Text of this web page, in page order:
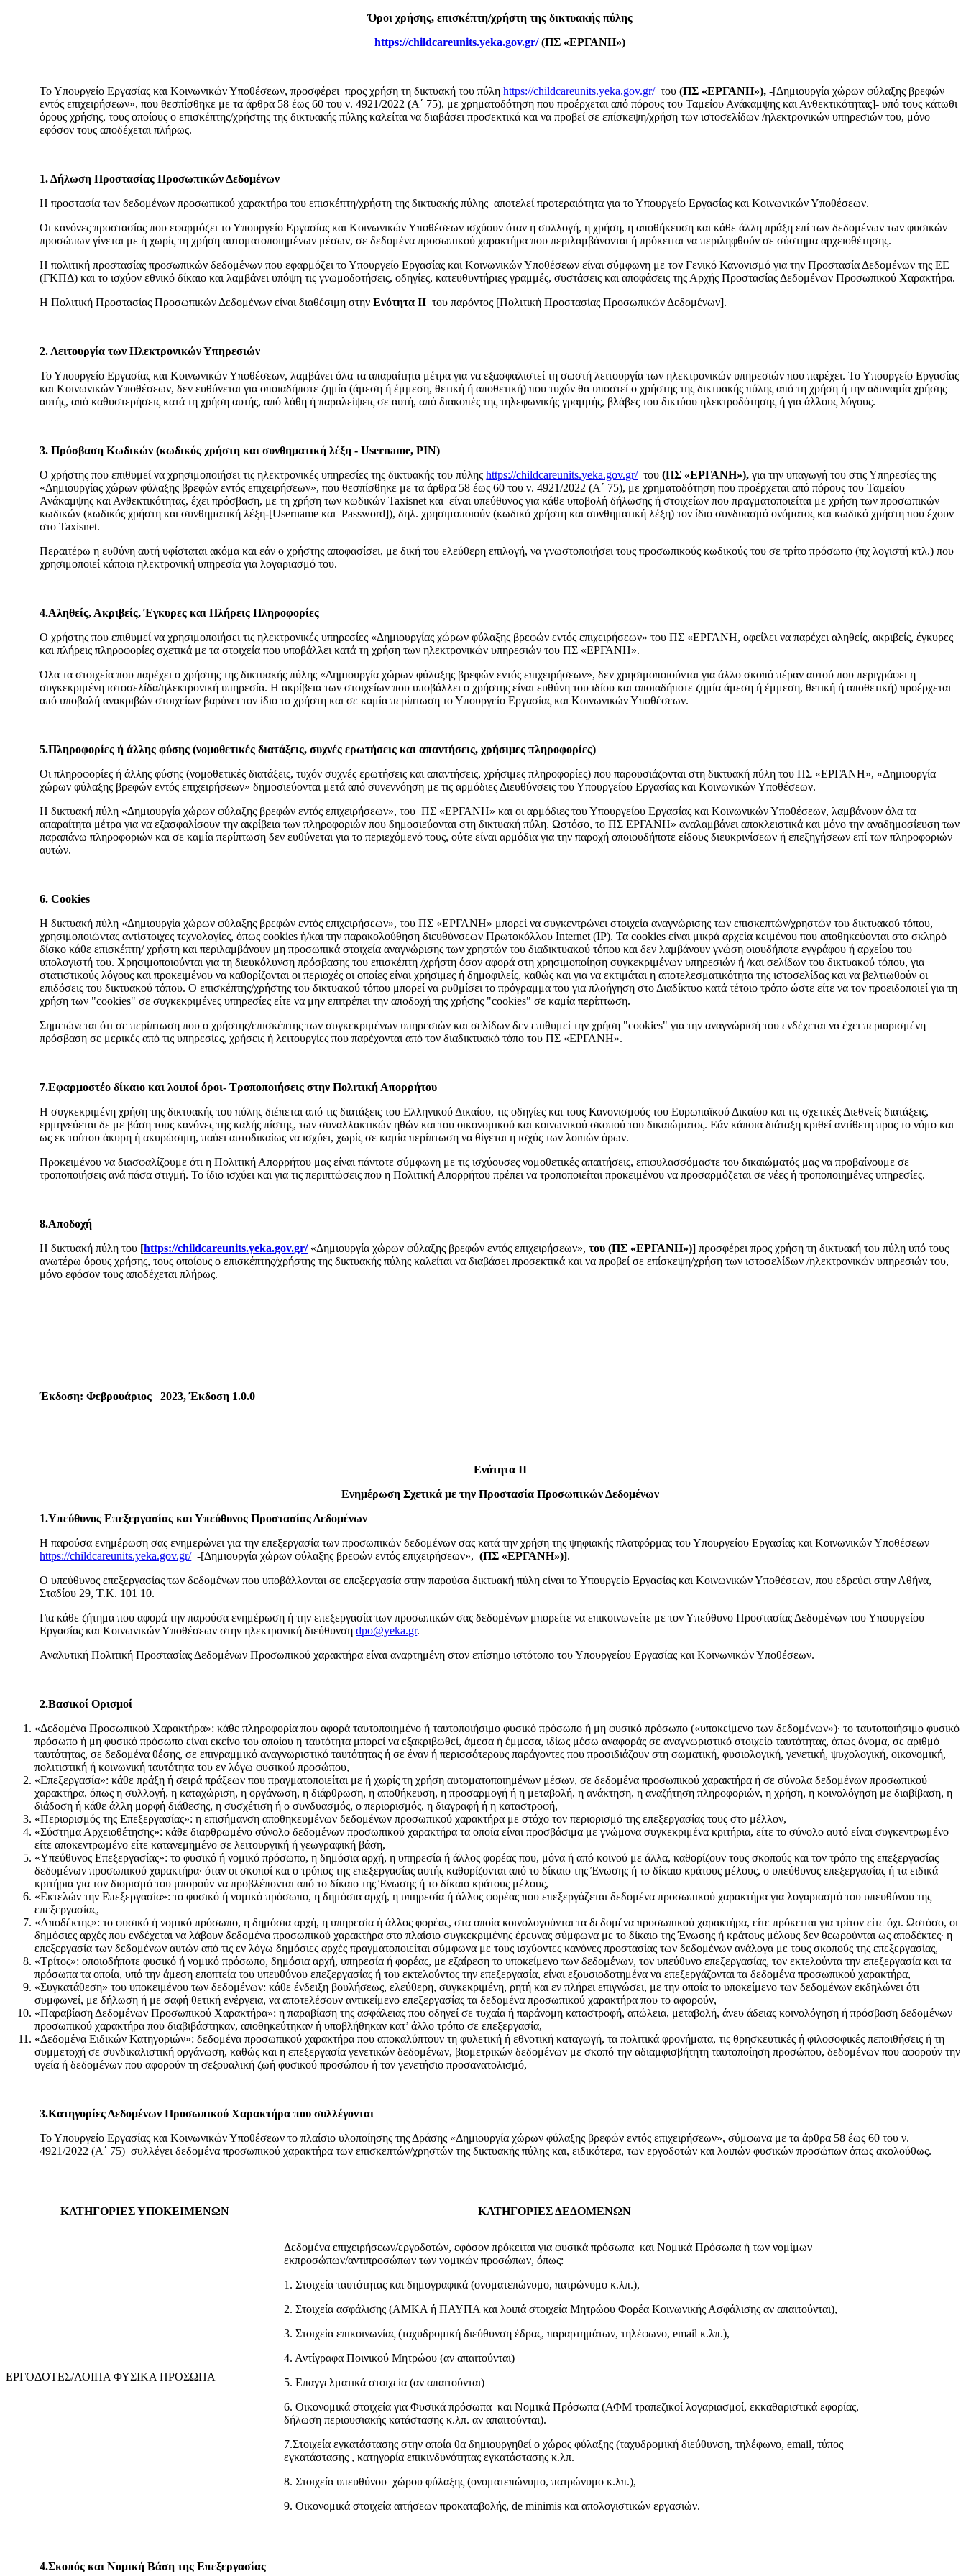
Όροι χρήσης, επισκέπτη/χρήστη της δικτυακής πύλης
https://childcareunits.yeka.gov.gr/ (ΠΣ «ΕΡΓΑΝΗ»)
Το Υπουργείο Εργασίας και Κοινωνικών Υποθέσεων, προσφέρει προς χρήση τη δικτυακή του πύληhttps://childcareunits.yeka.gov.gr/του (ΠΣ «ΕΡΓΑΝΗ»), -[Δημιουργία χώρων φύλαξης βρεφών
εντός επιχειρήσεων», που θεσπίσθηκε με τα άρθρα 58 έως 60 του ν. 4921/2022 (Α΄ 75), με χρηματοδότηση που προέρχεται από πόρους του Ταμείου Ανάκαμψης και Ανθεκτικότητας]- υπό τους κάτωθι
όρους χρήσης, τους οποίους ο επισκέπτης/χρήστης της δικτυακής πύλης καλείται να διαβάσει προσεκτικά και να προβεί σε επίσκεψη/χρήση των ιστοσελίδων /ηλεκτρονικών υπηρεσιών του, μόνο
εφόσον τους αποδέχεται πλήρως.
1. Δήλωση Προστασίας Προσωπικών Δεδομένων
H προστασία των δεδομένων προσωπικού χαρακτήρα του επισκέπτη/χρήστη της δικτυακής πύλης αποτελεί προτεραιότητα για το Υπουργείο Εργασίας και Κοινωνικών Υποθέσεων.
Οι κανόνες προστασίας που εφαρμόζει το Υπουργείο Εργασίας και Κοινωνικών Υποθέσεων ισχύουν όταν η συλλογή, η χρήση, η αποθήκευση και κάθε άλλη πράξη επί των δεδομένων των φυσικών
προσώπων γίνεται με ή χωρίς τη χρήση αυτοματοποιημένων μέσων, σε δεδομένα προσωπικού χαρακτήρα που περιλαμβάνονται ή πρόκειται να περιληφθούν σε σύστημα αρχειοθέτησης.
Η πολιτική προστασίας προσωπικών δεδομένων που εφαρμόζει το Υπουργείο Εργασίας και Κοινωνικών Υποθέσεων είναι σύμφωνη με τον Γενικό Κανονισμό για την Προστασία Δεδομένων της ΕΕ
(ΓΚΠΔ) και το ισχύον εθνικό δίκαιο και λαμβάνει υπόψη τις γνωμοδοτήσεις, οδηγίες, κατευθυντήριες γραμμές, συστάσεις και αποφάσεις της Αρχής Προστασίας Δεδομένων Προσωπικού Χαρακτήρα.
Η Πολιτική Προστασίας Προσωπικών Δεδομένων είναι διαθέσιμη στηνΕνότητα ΙΙ του παρόντος [Πολιτική Προστασίας Προσωπικών Δεδομένων].
2. Λειτουργία των Ηλεκτρονικών Υπηρεσιών
Το Υπουργείο Εργασίας και Κοινωνικών Υποθέσεων, λαμβάνει όλα τα απαραίτητα μέτρα για να εξασφαλιστεί τη σωστή λειτουργία των ηλεκτρονικών υπηρεσιών που παρέχει. Το Υπουργείο Εργασίας
και Κοινωνικών Υποθέσεων, δεν ευθύνεται για οποιαδήποτε ζημία (άμεση ή έμμεση, θετική ή αποθετική) που τυχόν θα υποστεί ο χρήστης της δικτυακής πύλης από τη χρήση ή την αδυναμία χρήσης
αυτής, από καθυστερήσεις κατά τη χρήση αυτής, από λάθη ή παραλείψεις σε αυτή, από διακοπές της τηλεφωνικής γραμμής, βλάβες του δικτύου ηλεκτροδότησης ή για άλλους λόγους.
3. Πρόσβαση Κωδικών (κωδικός χρήστη και συνθηματική λέξη - Username, PIN)
Ο χρήστης που επιθυμεί να χρησιμοποιήσει τις ηλεκτρονικές υπηρεσίες της δικτυακής του πύληςhttps://childcareunits.yeka.gov.gr/του(ΠΣ «ΕΡΓΑΝΗ»),για την υπαγωγή του στις Υπηρεσίες της
«Δημιουργίας χώρων φύλαξης βρεφών εντός επιχειρήσεων», που θεσπίσθηκε με τα άρθρα 58 έως 60 του ν. 4921/2022 (Α΄ 75), με χρηματοδότηση που προέρχεται από πόρους του Ταμείου
Ανάκαμψης και Ανθεκτικότητας, έχει πρόσβαση, με τη χρήση των κωδικών Taxisnet και είναι υπεύθυνος για κάθε υποβολή δήλωσης ή στοιχείων που πραγματοποιείται με χρήση των προσωπικών
κωδικών (κωδικός χρήστη και συνθηματική λέξη-[Username και Password]), δηλ. χρησιμοποιούν (κωδικό χρήστη και συνθηματική λέξη) τον ίδιο συνδυασμό ονόματος και κωδικό χρήστη που έχουν
στο Taxisnet.
Περαιτέρω η ευθύνη αυτή υφίσταται ακόμα και εάν ο χρήστης αποφασίσει, με δική του ελεύθερη επιλογή, να γνωστοποιήσει τους προσωπικούς κωδικούς του σε τρίτο πρόσωπο (πχ λογιστή κτλ.) που
χρησιμοποιεί κάποια ηλεκτρονική υπηρεσία για λογαριασμό του.
4.Αληθείς, Ακριβείς, Έγκυρες και Πλήρεις Πληροφορίες
Ο χρήστης που επιθυμεί να χρησιμοποιήσει τις ηλεκτρονικές υπηρεσίες «Δημιουργίας χώρων φύλαξης βρεφών εντός επιχειρήσεων» του ΠΣ «ΕΡΓΑΝΗ, οφείλει να παρέχει αληθείς, ακριβείς, έγκυρες
και πλήρεις πληροφορίες σχετικά με τα στοιχεία που υποβάλλει κατά τη χρήση των ηλεκτρονικών υπηρεσιών του ΠΣ «ΕΡΓΑΝΗ».
Όλα τα στοιχεία που παρέχει ο χρήστης της δικτυακής πύλης «Δημιουργία χώρων φύλαξης βρεφών εντός επιχειρήσεων», δεν χρησιμοποιούνται για άλλο σκοπό πέραν αυτού που περιγράφει η
συγκεκριμένη ιστοσελίδα/ηλεκτρονική υπηρεσία. Η ακρίβεια των στοιχείων που υποβάλλει ο χρήστης είναι ευθύνη του ιδίου και οποιαδήποτε ζημία άμεση ή έμμεση, θετική ή αποθετική) προέρχεται
από υποβολή ανακριβών στοιχείων βαρύνει τον ίδιο το χρήστη και σε καμία περίπτωση το Υπουργείο Εργασίας και Κοινωνικών Υποθέσεων.
5.Πληροφορίες ή άλλης φύσης (νομοθετικές διατάξεις, συχνές ερωτήσεις και απαντήσεις, χρήσιμες πληροφορίες)
Οι πληροφορίες ή άλλης φύσης (νομοθετικές διατάξεις, τυχόν συχνές ερωτήσεις και απαντήσεις, χρήσιμες πληροφορίες) που παρουσιάζονται στη δικτυακή πύλη του ΠΣ «ΕΡΓΑΝΗ», «Δημιουργία
χώρων φύλαξης βρεφών εντός επιχειρήσεων» δημοσιεύονται μετά από συνεννόηση με τις αρμόδιες Διευθύνσεις του Υπουργείου Εργασίας και Κοινωνικών Υποθέσεων.
Η δικτυακή πύλη «Δημιουργία χώρων φύλαξης βρεφών εντός επιχειρήσεων», του ΠΣ «ΕΡΓΑΝΗ» και οι αρμόδιες του Υπουργείου Εργασίας και Κοινωνικών Υποθέσεων, λαμβάνουν όλα τα
απαραίτητα μέτρα για να εξασφαλίσουν την ακρίβεια των πληροφοριών που δημοσιεύονται στη δικτυακή πύλη. Ωστόσο, το ΠΣ ΕΡΓΑΝΗ» αναλαμβάνει αποκλειστικά και μόνο την αναδημοσίευση των
παραπάνω πληροφοριών και σε καμία περίπτωση δεν ευθύνεται για το περιεχόμενό τους, ούτε είναι αρμόδια για την παροχή οποιουδήποτε είδους διευκρινίσεων ή επεξηγήσεων επί των πληροφοριών
αυτών.
6. Cookies
Η δικτυακή πύλη «Δημιουργία χώρων φύλαξης βρεφών εντός επιχειρήσεων», του ΠΣ «ΕΡΓΑΝΗ» μπορεί να συγκεντρώνει στοιχεία αναγνώρισης των επισκεπτών/χρηστών του δικτυακού τόπου,
χρησιμοποιώντας αντίστοιχες τεχνολογίες, όπως cookies ή/και την παρακολούθηση διευθύνσεων Πρωτοκόλλου Internet (IP). Τα cookies είναι μικρά αρχεία κειμένου που αποθηκεύονται στο σκληρό
δίσκο κάθε επισκέπτη/ χρήστη και περιλαμβάνουν μη προσωπικά στοιχεία αναγνώρισης των χρηστών του διαδικτυακού τόπου και δεν λαμβάνουν γνώση οιουδήποτε εγγράφου ή αρχείου του
υπολογιστή του. Χρησιμοποιούνται για τη διευκόλυνση πρόσβασης του επισκέπτη /χρήστη όσον αφορά στη χρησιμοποίηση συγκεκριμένων υπηρεσιών ή /και σελίδων του δικτυακού τόπου, για
στατιστικούς λόγους και προκειμένου να καθορίζονται οι περιοχές οι οποίες είναι χρήσιμες ή δημοφιλείς, καθώς και για να εκτιμάται η αποτελεσματικότητα της ιστοσελίδας και να βελτιωθούν οι
επιδόσεις του δικτυακού τόπου. Ο επισκέπτης/χρήστης του δικτυακού τόπου μπορεί να ρυθμίσει το πρόγραμμα του για πλοήγηση στο Διαδίκτυο κατά τέτοιο τρόπο ώστε είτε να τον προειδοποιεί για τη
χρήση των "cookies" σε συγκεκριμένες υπηρεσίες είτε να μην επιτρέπει την αποδοχή της χρήσης "cookies" σε καμία περίπτωση.
Σημειώνεται ότι σε περίπτωση που ο χρήστης/επισκέπτης των συγκεκριμένων υπηρεσιών και σελίδων δεν επιθυμεί την χρήση "cookies" για την αναγνώρισή του ενδέχεται να έχει περιορισμένη
πρόσβαση σε μερικές από τις υπηρεσίες, χρήσεις ή λειτουργίες που παρέχονται από τον διαδικτυακό τόπο του ΠΣ «ΕΡΓΑΝΗ».
7.Εφαρμοστέο δίκαιο και λοιποί όροι- Τροποποιήσεις στην Πολιτική Απορρήτου
Η συγκεκριμένη χρήση της δικτυακής του πύλης διέπεται από τις διατάξεις του Ελληνικού Δικαίου, τις οδηγίες και τους Κανονισμούς του Ευρωπαϊκού Δικαίου και τις σχετικές Διεθνείς διατάξεις,
ερμηνεύεται δε με βάση τους κανόνες της καλής πίστης, των συναλλακτικών ηθών και του οικονομικού και κοινωνικού σκοπού του δικαιώματος. Εάν κάποια διάταξη κριθεί αντίθετη προς το νόμο και
ως εκ τούτου άκυρη ή ακυρώσιμη, παύει αυτοδικαίως να ισχύει, χωρίς σε καμία περίπτωση να θίγεται η ισχύς των λοιπών όρων.
Προκειμένου να διασφαλίζουμε ότι η Πολιτική Απορρήτου μας είναι πάντοτε σύμφωνη με τις ισχύουσες νομοθετικές απαιτήσεις, επιφυλασσόμαστε του δικαιώματός μας να προβαίνουμε σε
τροποποιήσεις ανά πάσα στιγμή. Το ίδιο ισχύει και για τις περιπτώσεις που η Πολιτική Απορρήτου πρέπει να τροποποιείται προκειμένου να προσαρμόζεται σε νέες ή τροποποιημένες υπηρεσίες.
8.Αποδοχή
Η δικτυακή πύλη του [https://childcareunits.yeka.gov.gr/«Δημιουργία χώρων φύλαξης βρεφών εντός επιχειρήσεων»,του (ΠΣ «ΕΡΓΑΝΗ»)]προσφέρει προς χρήση τη δικτυακή του πύλη υπό τους
ανωτέρω όρους χρήσης, τους οποίους ο επισκέπτης/χρήστης της δικτυακής πύλης καλείται να διαβάσει προσεκτικά και να προβεί σε επίσκεψη/χρήση των ιστοσελίδων /ηλεκτρονικών υπηρεσιών του,
μόνο εφόσον τους αποδέχεται πλήρως.
Έκδοση: Φεβρουάριος 2023, Έκδοση 1.0.0
Ενότητα ΙΙ
Ενημέρωση Σχετικά με την Προστασία Προσωπικών Δεδομένων
1.Υπεύθυνος Επεξεργασίας και Υπεύθυνος Προστασίας Δεδομένων
Η παρούσα ενημέρωση σας ενημερώνει για την επεξεργασία των προσωπικών δεδομένων σας κατά την χρήση της ψηφιακής πλατφόρμας του Υπουργείου Εργασίας και Κοινωνικών Υποθέσεων
https://childcareunits.yeka.gov.gr/-[Δημιουργία χώρων φύλαξης βρεφών εντός επιχειρήσεων»,(ΠΣ «ΕΡΓΑΝΗ»)].
Ο υπεύθυνος επεξεργασίας των δεδομένων που υποβάλλονται σε επεξεργασία στην παρούσα δικτυακή πύλη είναι το Υπουργείο Εργασίας και Κοινωνικών Υποθέσεων, που εδρεύει στην Αθήνα,
Σταδίου 29, Τ.Κ. 101 10.
Για κάθε ζήτημα που αφορά την παρούσα ενημέρωση ή την επεξεργασία των προσωπικών σας δεδομένων μπορείτε να επικοινωνείτε με τον Υπεύθυνο Προστασίας Δεδομένων του Υπουργείου
Εργασίας και Κοινωνικών Υποθέσεων στην ηλεκτρονική διεύθυνσηdpo@yeka.gr.
Αναλυτική Πολιτική Προστασίας Δεδομένων Προσωπικού χαρακτήρα είναι αναρτημένη στον επίσημο ιστότοπο του Υπουργείου Εργασίας και Κοινωνικών Υποθέσεων.
2.Βασικοί Ορισμοί
«Δεδομένα Προσωπικού Χαρακτήρα»: κάθε πληροφορία που αφορά ταυτοποιημένο ή ταυτοποιήσιμο φυσικό πρόσωπο ή μη φυσικό πρόσωπο («υποκείμενο των δεδομένων»)· το ταυτοποιήσιμο φυσικό
πρόσωπο ή μη φυσικό πρόσωπο είναι εκείνο του οποίου η ταυτότητα μπορεί να εξακριβωθεί, άμεσα ή έμμεσα, ιδίως μέσω αναφοράς σε αναγνωριστικό στοιχείο ταυτότητας, όπως όνομα, σε αριθμό
ταυτότητας, σε δεδομένα θέσης, σε επιγραμμικό αναγνωριστικό ταυτότητας ή σε έναν ή περισσότερους παράγοντες που προσιδιάζουν στη σωματική, φυσιολογική, γενετική, ψυχολογική, οικονομική,
πολιτιστική ή κοινωνική ταυτότητα του εν λόγω φυσικού προσώπου,
«Επεξεργασία»: κάθε πράξη ή σειρά πράξεων που πραγματοποιείται με ή χωρίς τη χρήση αυτοματοποιημένων μέσων, σε δεδομένα προσωπικού χαρακτήρα ή σε σύνολα δεδομένων προσωπικού
χαρακτήρα, όπως η συλλογή, η καταχώριση, η οργάνωση, η διάρθρωση, η αποθήκευση, η προσαρμογή ή η μεταβολή, η ανάκτηση, η αναζήτηση πληροφοριών, η χρήση, η κοινολόγηση με διαβίβαση, η
διάδοση ή κάθε άλλη μορφή διάθεσης, η συσχέτιση ή ο συνδυασμός, ο περιορισμός, η διαγραφή ή η καταστροφή,
«Περιορισμός της Επεξεργασίας»: η επισήμανση αποθηκευμένων δεδομένων προσωπικού χαρακτήρα με στόχο τον περιορισμό της επεξεργασίας τους στο μέλλον,
«Σύστημα Αρχειοθέτησης»: κάθε διαρθρωμένο σύνολο δεδομένων προσωπικού χαρακτήρα τα οποία είναι προσβάσιμα με γνώμονα συγκεκριμένα κριτήρια, είτε το σύνολο αυτό είναι συγκεντρωμένο
είτε αποκεντρωμένο είτε κατανεμημένο σε λειτουργική ή γεωγραφική βάση,
«Υπεύθυνος Επεξεργασίας»: το φυσικό ή νομικό πρόσωπο, η δημόσια αρχή, η υπηρεσία ή άλλος φορέας που, μόνα ή από κοινού με άλλα, καθορίζουν τους σκοπούς και τον τρόπο της επεξεργασίας
δεδομένων προσωπικού χαρακτήρα· όταν οι σκοποί και ο τρόπος της επεξεργασίας αυτής καθορίζονται από το δίκαιο της Ένωσης ή το δίκαιο κράτους μέλους, ο υπεύθυνος επεξεργασίας ή τα ειδικά
κριτήρια για τον διορισμό του μπορούν να προβλέπονται από το δίκαιο της Ένωσης ή το δίκαιο κράτους μέλους,
«Εκτελών την Επεξεργασία»: το φυσικό ή νομικό πρόσωπο, η δημόσια αρχή, η υπηρεσία ή άλλος φορέας που επεξεργάζεται δεδομένα προσωπικού χαρακτήρα για λογαριασμό του υπευθύνου της
επεξεργασίας,
«Αποδέκτης»: το φυσικό ή νομικό πρόσωπο, η δημόσια αρχή, η υπηρεσία ή άλλος φορέας, στα οποία κοινολογούνται τα δεδομένα προσωπικού χαρακτήρα, είτε πρόκειται για τρίτον είτε όχι. Ωστόσο, οι
δημόσιες αρχές που ενδέχεται να λάβουν δεδομένα προσωπικού χαρακτήρα στο πλαίσιο συγκεκριμένης έρευνας σύμφωνα με το δίκαιο της Ένωσης ή κράτους μέλους δεν θεωρούνται ως αποδέκτες· η
επεξεργασία των δεδομένων αυτών από τις εν λόγω δημόσιες αρχές πραγματοποιείται σύμφωνα με τους ισχύοντες κανόνες προστασίας των δεδομένων ανάλογα με τους σκοπούς της επεξεργασίας,
«Τρίτος»: οποιοδήποτε φυσικό ή νομικό πρόσωπο, δημόσια αρχή, υπηρεσία ή φορέας, με εξαίρεση το υποκείμενο των δεδομένων, τον υπεύθυνο επεξεργασίας, τον εκτελούντα την επεξεργασία και τα
πρόσωπα τα οποία, υπό την άμεση εποπτεία του υπευθύνου επεξεργασίας ή του εκτελούντος την επεξεργασία, είναι εξουσιοδοτημένα να επεξεργάζονται τα δεδομένα προσωπικού χαρακτήρα,
«Συγκατάθεση» του υποκειμένου των δεδομένων: κάθε ένδειξη βουλήσεως, ελεύθερη, συγκεκριμένη, ρητή και εν πλήρει επιγνώσει, με την οποία το υποκείμενο των δεδομένων εκδηλώνει ότι
συμφωνεί, με δήλωση ή με σαφή θετική ενέργεια, να αποτελέσουν αντικείμενο επεξεργασίας τα δεδομένα προσωπικού χαρακτήρα που το αφορούν,
«Παραβίαση Δεδομένων Προσωπικού Χαρακτήρα»: η παραβίαση της ασφάλειας που οδηγεί σε τυχαία ή παράνομη καταστροφή, απώλεια, μεταβολή, άνευ άδειας κοινολόγηση ή πρόσβαση δεδομένων
προσωπικού χαρακτήρα που διαβιβάστηκαν, αποθηκεύτηκαν ή υποβλήθηκαν κατ’ άλλο τρόπο σε επεξεργασία,
«Δεδομένα Ειδικών Κατηγοριών»: δεδομένα προσωπικού χαρακτήρα που αποκαλύπτουν τη φυλετική ή εθνοτική καταγωγή, τα πολιτικά φρονήματα, τις θρησκευτικές ή φιλοσοφικές πεποιθήσεις ή τη
συμμετοχή σε συνδικαλιστική οργάνωση, καθώς και η επεξεργασία γενετικών δεδομένων, βιομετρικών δεδομένων με σκοπό την αδιαμφισβήτητη ταυτοποίηση προσώπου, δεδομένων που αφορούν την
υγεία ή δεδομένων που αφορούν τη σεξουαλική ζωή φυσικού προσώπου ή τον γενετήσιο προσανατολισμό,
3.Κατηγορίες Δεδομένων Προσωπικού Χαρακτήρα που συλλέγονται
Το Υπουργείο Εργασίας και Κοινωνικών Υποθέσεων το πλαίσιο υλοποίησης της Δράσης «Δημιουργία χώρων φύλαξης βρεφών εντός επιχειρήσεων», σύμφωνα με τα άρθρα 58 έως 60 του ν.
4921/2022 (Α΄ 75) συλλέγει δεδομένα προσωπικού χαρακτήρα των επισκεπτών/χρηστών της δικτυακής πύλης και, ειδικότερα, των εργοδοτών και λοιπών φυσικών προσώπων όπως ακολούθως.
ΚΑΤΗΓΟΡΙΕΣ ΥΠΟΚΕΙΜΕΝΩΝ ΚΑΤΗΓΟΡΙΕΣ ΔΕΔΟΜΕΝΩΝ
ΕΡΓΟΔΟΤΕΣ/ΛΟΙΠΑ ΦΥΣΙΚΑ ΠΡΟΣΩΠΑ
Δεδομένα επιχειρήσεων/εργοδοτών, εφόσον πρόκειται για φυσικά πρόσωπα και Νομικά Πρόσωπα ή των νομίμων
εκπροσώπων/αντιπροσώπων των νομικών προσώπων, όπως:
1. Στοιχεία ταυτότητας και δημογραφικά (ονοματεπώνυμο, πατρώνυμο κ.λπ.),
2. Στοιχεία ασφάλισης (ΑΜΚΑ ή ΠΑΥΠΑ και λοιπά στοιχεία Μητρώου Φορέα Κοινωνικής Ασφάλισης αν απαιτούνται),
3. Στοιχεία επικοινωνίας (ταχυδρομική διεύθυνση έδρας, παραρτημάτων, τηλέφωνο, email κ.λπ.),
4. Αντίγραφα Ποινικού Μητρώου (αν απαιτούνται)
5. Επαγγελματικά στοιχεία (αν απαιτούνται)
6. Οικονομικά στοιχεία για Φυσικά πρόσωπα και Νομικά Πρόσωπα (ΑΦΜ τραπεζικοί λογαριασμοί, εκκαθαριστικά εφορίας,
δήλωση περιουσιακής κατάστασης κ.λπ. αν απαιτούνται).
7.Στοιχεία εγκατάστασης στην οποία θα δημιουργηθεί ο χώρος φύλαξης (ταχυδρομική διεύθυνση, τηλέφωνο, email, τύπος
εγκατάστασης , κατηγορία επικινδυνότητας εγκατάστασης κ.λπ.
8. Στοιχεία υπευθύνου χώρου φύλαξης (ονοματεπώνυμο, πατρώνυμο κ.λπ.),
9. Οικονομικά στοιχεία αιτήσεων προκαταβολής, de minimis και απολογιστικών εργασιών.
4.Σκοπός και Νομική Βάση της Επεξεργασίας